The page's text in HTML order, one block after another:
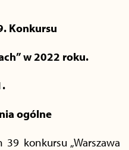
Konkursu
w 2022 roku.
ogólne
39 konkursu „Warszawa